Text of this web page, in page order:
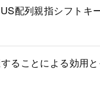
配列親指シフトキ
ることによる効用